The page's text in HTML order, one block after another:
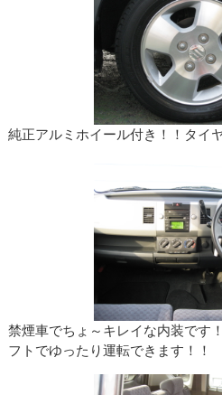
純正アルミホイール付き！！タイ
禁煙車でちょ～キレイな内装です
フトでゆったり運転できます！！